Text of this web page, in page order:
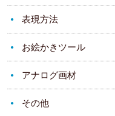
表現方法
お絵かきツール
アナログ画材
その他